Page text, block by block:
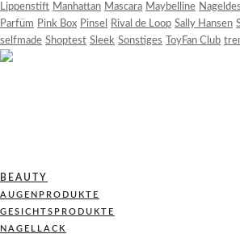
Lippenstift Manhattan Mascara Maybelline
Parfüm Pink Box Pinsel Rival de Loop Sally Hansen
selfmade Shoptest Sleek Sonstiges ToyFan Club
BEAUTY
AUGENPRODUKTE
GESICHTSPRODUKTE
NAGELLACK